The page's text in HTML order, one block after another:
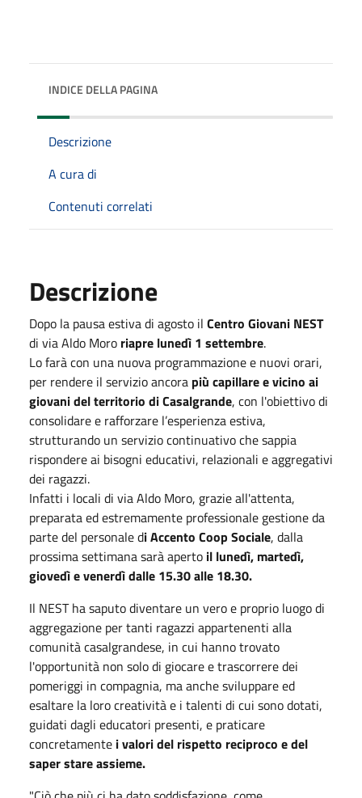
INDICE DELLA PAGINA
Descrizione
A cura di
Contenuti correlati
Descrizione
Dopo la pausa estiva di agosto il Centro Giovani NEST
di via Aldo Moro riapre lunedì 1 settembre.
Lo farà con una nuova programmazione e nuovi orari,
per rendere il servizio ancora più capillare e vicino ai
giovani del territorio di Casalgrande, con l'obiettivo di
consolidare e rafforzare l’esperienza estiva,
strutturando un servizio continuativo che sappia
rispondere ai bisogni educativi, relazionali e aggregativi
dei ragazzi.
Infatti i locali di via Aldo Moro, grazie all'attenta,
preparata ed estremamente professionale gestione da
parte del personale di Accento Coop Sociale, dalla
prossima settimana sarà aperto il lunedì, martedì,
giovedì e venerdì dalle 15.30 alle 18.30.
Il NEST ha saputo diventare un vero e proprio luogo di
aggregazione per tanti ragazzi appartenenti alla
comunità casalgrandese, in cui hanno trovato
l'opportunità non solo di giocare e trascorrere dei
pomeriggi in compagnia, ma anche sviluppare ed
esaltare la loro creatività e i talenti di cui sono dotati,
guidati dagli educatori presenti, e praticare
concretamente i valori del rispetto reciproco e del
saper stare assieme.